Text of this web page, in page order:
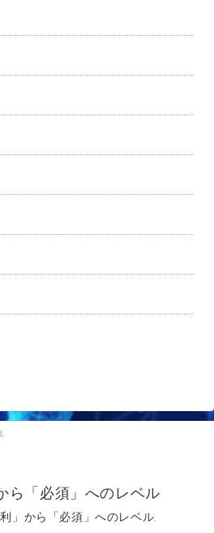
ら「必須」へのレベル
」から「必須」へのレベル.